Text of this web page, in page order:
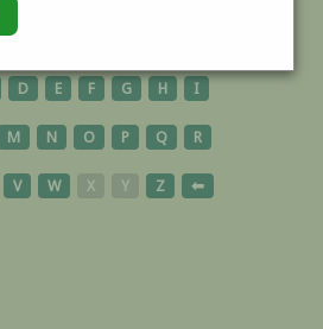
D E F G H I
M N O P Q R
V W X Y Z ⬅